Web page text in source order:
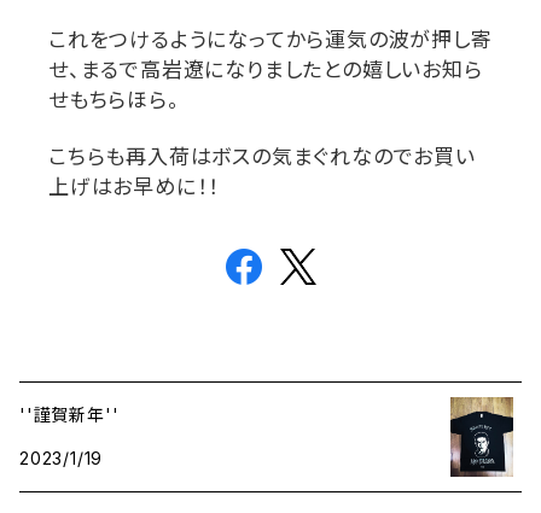
これをつけるようになってから運気の波が押し寄
せ、まるで高岩遼になりましたとの嬉しいお知ら
せもちらほら。
こちらも再入荷はボスの気まぐれなのでお買い
上げはお早めに！！
''謹賀新年''
2023/1/19